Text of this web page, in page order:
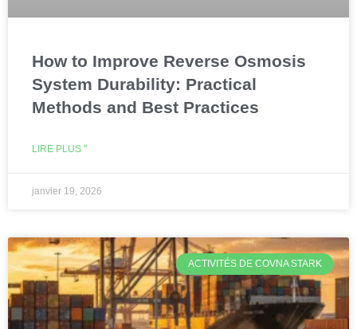
How to Improve Reverse Osmosis
System Durability: Practical
Methods and Best Practices
LIRE PLUS "
janvier 19, 2026
ACTIVITÉS DE COVNA STARK